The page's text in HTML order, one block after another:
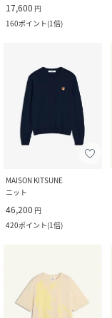
17,600 円
160ポイント(1倍)
MAISON KITSUNE
ニット
46,200 円
420ポイント(1倍)